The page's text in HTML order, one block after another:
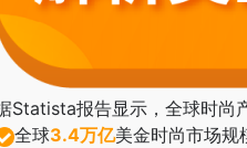
Statista报告显示，全球时尚
全球3.4万亿美金时尚市场规